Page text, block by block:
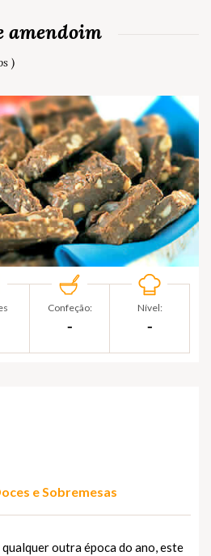
amendoim
)
Confeção:
‐
Nível:
‐
e Sobremesas
outra época do ano, este